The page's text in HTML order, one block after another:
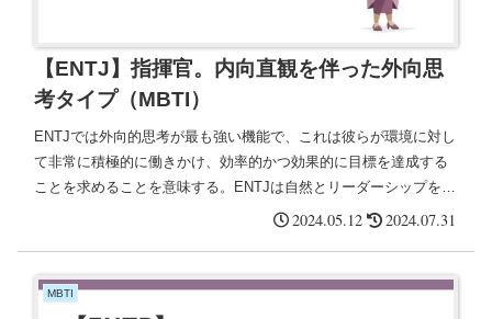
【ENTJ】指揮官。内向直観を伴った外向思
考タイプ（MBTI）
ENTJでは外向的思考が最も強い機能で、これは彼らが環境に対し
て非常に積極的に働きかけ、効率的かつ効果的に目標を達成する
ことを求めることを意味する。ENTJは自然とリーダーシップをと
り、プロジェクトや人々を管理する能力が非常に高い。
2024.05.12 2024.07.31
MBTI